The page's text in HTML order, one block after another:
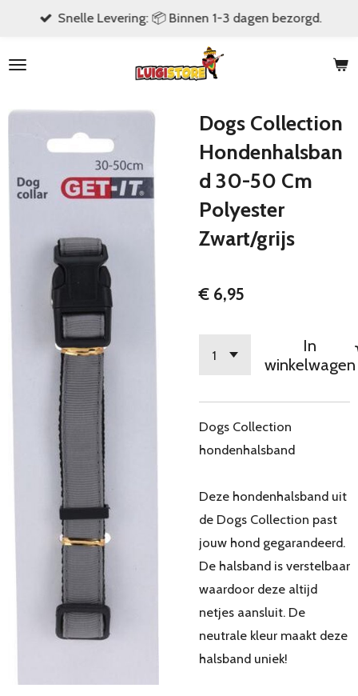
naar
hoofdinhoud
Snelle Levering: 📦 Binnen 1-3 dagen bezorgd.
Dogs Collection
Hondenhalsban
d 30-50 Cm
Polyester
Zwart/grijs
€ 6,95
In
winkelwagen
Dogs Collection
hondenhalsband
Deze hondenhalsband uit
de Dogs Collection past
jouw hond gegarandeerd.
De halsband is verstelbaar
waardoor deze altijd
netjes aansluit. De
neutrale kleur maakt deze
halsband uniek!